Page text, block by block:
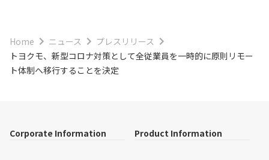
Home ニュース
プレスリリース
トヨクモ、新型コロナ対策として全従業員を一時的に原則リモー
ト体制へ移行することを決定
Corporate Information Product Information